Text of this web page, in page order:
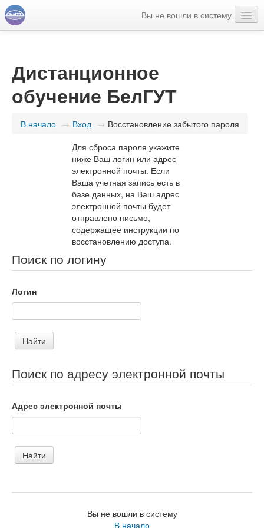
Вы не вошли в систему
Дистанционное
обучение БелГУТ
В начало → Вход → Восстановление забытого пароля
Для сброса пароля укажите
ниже Ваш логин или адрес
электронной почты. Если
Ваша учетная запись есть в
базе данных, на Ваш адрес
электронной почты будет
отправлено письмо,
содержащее инструкции по
восстановлению доступа.
Поиск по логину
Логин
Поиск по адресу электронной почты
Адрес электронной почты
Вы не вошли в систему
В начало